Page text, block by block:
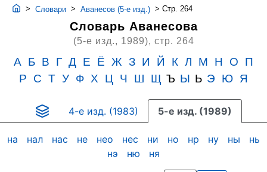
> Словари > Аванесов (5-е изд.) > Стр. 264
Словарь Аванесова
(5-е изд., 1989), стр. 264
А Б В Г Д Е Ё Ж З И Й К Л М Н О
П
Р
С Т У Ф Х Ц Ч Ш Щ Ъ Ы Ь Э Ю Я
4-е изд. (1983) 5-е изд. (1989)
на нал нас не нео нес ни но нр ну ны
нь
нэ
ню ня